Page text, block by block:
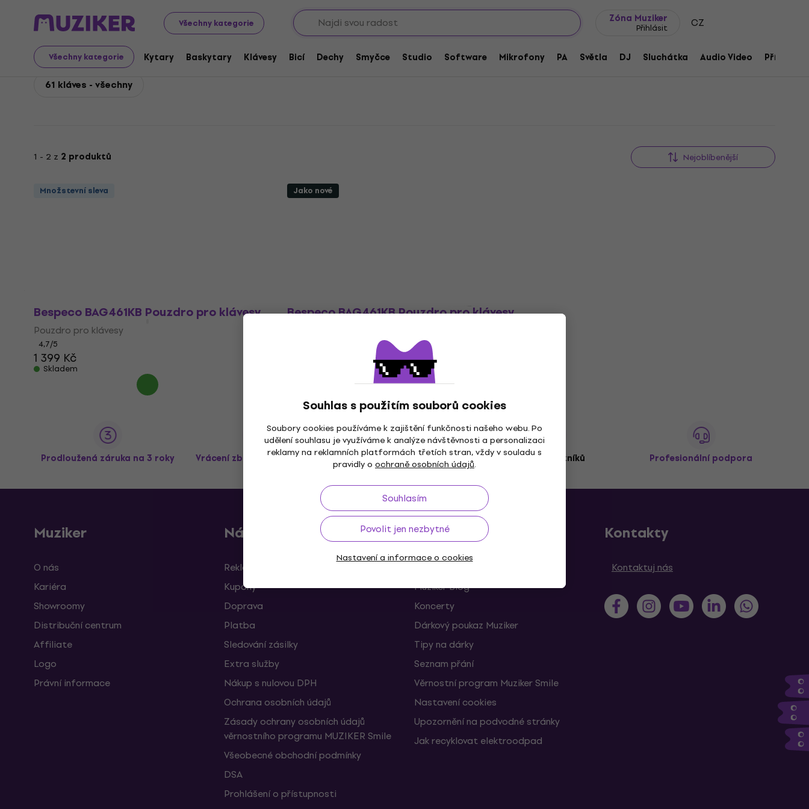
Všechny kategorie
Zóna Muziker
Přihlásit CZ
Všechny kategorie Kytary Baskytary Klávesy Bicí Dechy Smyčce Studio Software Mikrofony PA Světla DJ Sluchátka Audio Video
Souhlas s použitím souborů cookies
Soubory cookies používáme k zajištění funkčnosti našeho webu. Po
udělení souhlasu je využíváme k analýze návštěvnosti a personalizaci
reklamy na reklamních platformách třetích stran, vždy v souladu s
pravidly o ochraně osobních údajů.
Souhlasím
Povolit jen nezbytné
Nastavení a informace o cookies
Bespeco Klávesy Klávesové příslušenství Klávesové obaly, kufry a přikrývky
Bespeco 61 kláves
61 kláves - všechny
1 - 2 z 2 produktů Nejoblíbenější
Množstevní sleva
Bespeco BAG461KB Pouzdro pro klávesy
Pouzdro pro klávesy
4,7/5
1 399 Kč
Skladem
Jako nové
Bespeco BAG461KB Pouzdro pro klávesy
Pouzdro pro klávesy
Prodloužená záruka na 3 roky Vrácení zboží až do 30 dnů Doprava zdarma od 2 500 Kč 3M+ zákazníků Profesionální podpora
Muziker
O nás
Kariéra
Showroomy
Distribuční centrum
Affiliate
Logo
Právní informace
Nákup
Reklamace a odstoupení od smlouvy
Kupóny
Doprava
Platba
Sledování zásilky
Extra služby
Nákup s nulovou DPH
Ochrana osobních údajů
Zásady ochrany osobních údajů
věrnostního programu MUZIKER Smile
Všeobecné obchodní podmínky
DSA
Prohlášení o přístupnosti
Užitečné
Muziker Blog
Koncerty
Dárkový poukaz Muziker
Tipy na dárky
Seznam přání
Věrnostní program Muziker Smile
Nastavení cookies
Upozornění na podvodné stránky
Jak recyklovat elektroodpad
Kontakty
Kontaktuj nás